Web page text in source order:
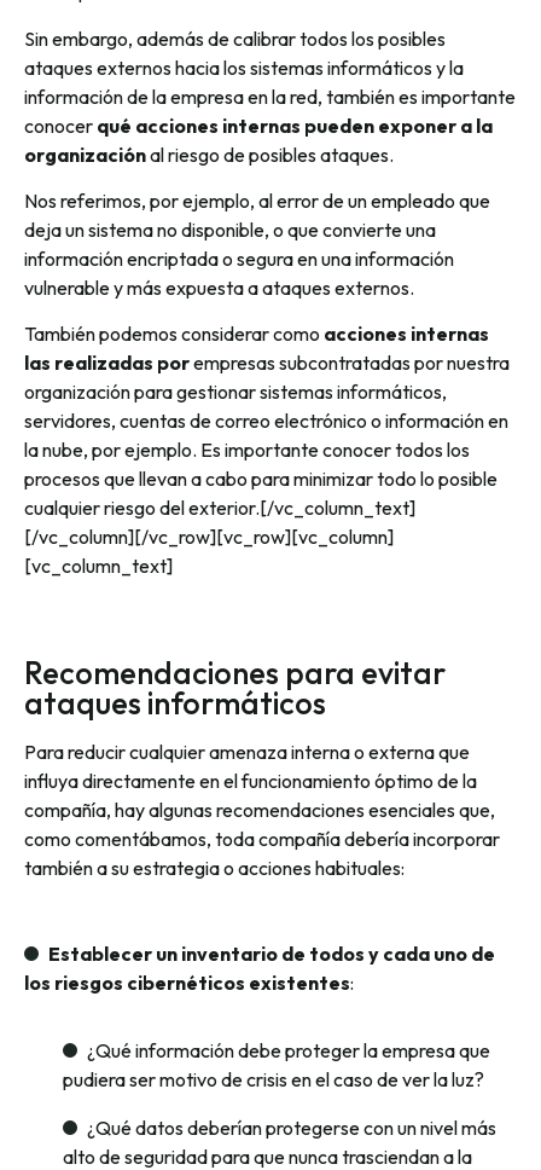
Sin embargo, además de calibrar todos los posibles
ataques externos hacia los sistemas informáticos y la
información de la empresa en la red, también es importante
conocer qué acciones internas pueden exponer a la
organizaciónal riesgo de posibles ataques.
Nos referimos, por ejemplo, al error de un empleado que
deja un sistema no disponible, o que convierte una
información encriptada o segura en una información
vulnerable y más expuesta a ataques externos.
También podemos considerar como acciones internas
las realizadas porempresas subcontratadas por nuestra
organización para gestionar sistemas informáticos,
servidores, cuentas de correo electrónico o información en
la nube, por ejemplo. Es importante conocer todos los
procesos que llevan a cabo para minimizar todo lo posible
cualquier riesgo del exterior.[/vc_column_text]
[/vc_column][/vc_row][vc_row][vc_column]
[vc_column_text]
Recomendaciones para evitar
ataques informáticos
Para reducir cualquier amenaza interna o externa que
influya directamente en el funcionamiento óptimo de la
compañía, hay algunas recomendaciones esenciales que,
como comentábamos, toda compañía debería incorporar
también a su estrategia o acciones habituales:
Establecer un inventario de todos y cada uno de
los riesgos cibernéticos existentes:
¿Qué información debe proteger la empresa que
pudiera ser motivo de crisis en el caso de ver la luz?
¿Qué datos deberían protegerse con un nivel más
alto de seguridad para que nunca trasciendan a la